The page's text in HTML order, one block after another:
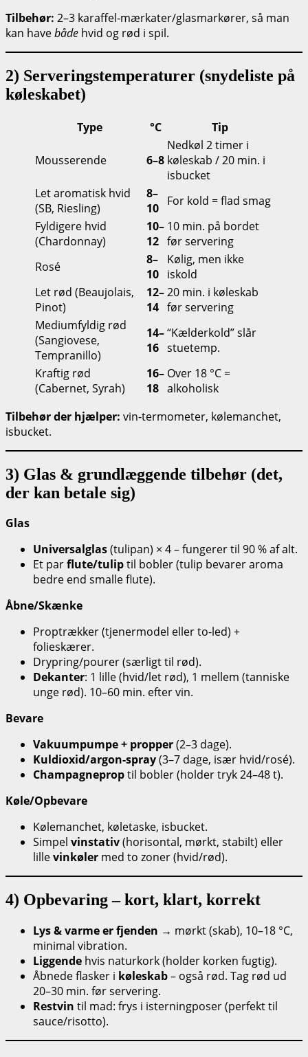
Tilbehør: 2–3 karaffel-mærkater/glasmarkører, så man
kan havebåde hvid og rød i spil.
2) Serveringstemperaturer (snydeliste på
køleskabet)
Type °C Tip
Mousserende 6–8
Nedkøl 2 timer i
køleskab / 20 min. i
isbucket
Let aromatisk hvid
(SB, Riesling)
8–
10 For kold = flad smag
Fyldigere hvid
(Chardonnay)
10–
12
10 min. på bordet
før servering
Rosé
8–
10
Kølig, men ikke
iskold
Let rød (Beaujolais,
Pinot)
12–
14
20 min. i køleskab
før servering
Mediumfyldig rød
(Sangiovese,
Tempranillo)
14–
16
“Kælderkold” slår
stuetemp.
Kraftig rød
(Cabernet, Syrah)
16–
18
Over 18 °C =
alkoholisk
Tilbehør der hjælper: vin-termometer, kølemanchet,
isbucket.
3) Glas & grundlæggende tilbehør (det,
der kan betale sig)
Glas
Universalglas(tulipan) × 4 – fungerer til 90 % af alt.
Et parflute/tuliptil bobler (tulip bevarer aroma
bedre end smalle flute).
Åbne/Skænke
Proptrækker (tjenermodel eller to-led) +
folieskærer.
Drypring/pourer (særligt til rød).
Dekan­ter: 1 lille (hvid/let rød), 1 mellem (tanniske
unge rød). 10–60 min. efter vin.
Bevare
Vakuumpumpe + propper(2–3 dage).
Kuldioxid/argon-spray(3–7 dage, især hvid/rosé).
Champagneproptil bobler (holder tryk 24–48 t).
Køle/Opbevare
Kølemanchet, køletaske, isbucket.
Simpel vinstativ(horisontal, mørkt, stabilt) eller
lillevinkøler med to zoner (hvid/rød).
4) Opbevaring – kort, klart, korrekt
Lys & varme er fjenden → mørkt (skab), 10–18 °C,
minimal vibration.
Liggende hvis naturkork (holder korken fugtig).
Åbnede flasker i køleskab– også rød. Tag rød ud
20–30 min. før servering.
Restvin til mad: frys i isterningposer (perfekt til
sauce/risotto).